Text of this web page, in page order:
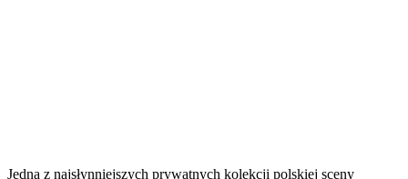
Jedna z najsłynniejszych prywatnych kolekcji polskiej sceny